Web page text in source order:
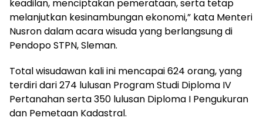
keadilan, menciptakan pemerataan, serta tetap
melanjutkan kesinambungan ekonomi,” kata Menteri
Nusron dalam acara wisuda yang berlangsung di
Pendopo STPN, Sleman.
Total wisudawan kali ini mencapai 624 orang, yang
terdiri dari 274 lulusan Program Studi Diploma IV
Pertanahan serta 350 lulusan Diploma I Pengukuran
dan Pemetaan Kadastral.